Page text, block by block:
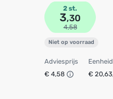
2 st.
3,30
4,58
Niet op voorraad
Adviesprijs
€ 4,58
€